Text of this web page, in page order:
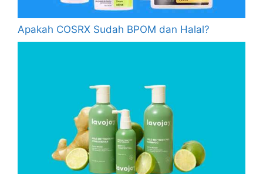
Apakah COSRX Sudah BPOM dan Halal?